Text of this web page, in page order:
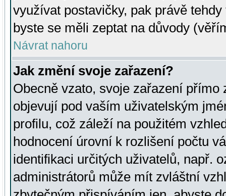
využívat postavičky, pak právě
byste se měli zeptat na důvody
Návrat nahoru
Jak změní svoje zařazení?
Obecně vzato, svoje zařazení přímo
objevují pod vaším uživatelským
profilu, což záleží na použitém
hodnocení úrovní k rozlišení počtu
identifikaci určitých uživatelů, např.
administrátorů může mít zvláštní